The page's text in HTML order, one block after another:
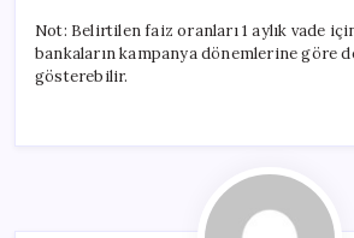
Not: Belirtilen faiz oranları 1 aylık vade
bankaların kampanya dönemlerine göre
gösterebilir.